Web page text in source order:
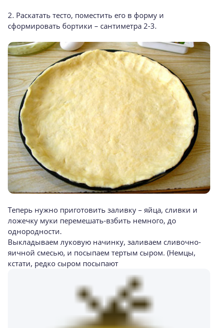
2. Раскатать тесто, поместить его в форму и
сформировать бортики – сантиметра 2-3.
Теперь нужно приготовить заливку – яйца, сливки и
ложечку муки перемешать-взбить немного, до
однородности.
Выкладываем луковую начинку, заливаем сливочно-
яичной смесью, и посыпаем тертым сыром. (Немцы,
кстати, редко сыром посыпают